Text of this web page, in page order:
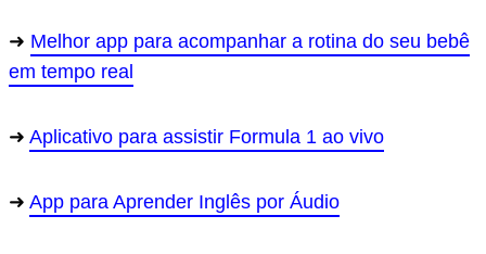
Melhor app para acompanhar a rotina do seu bebê
em tempo real
Aplicativo para assistir Formula 1 ao vivo
App para Aprender Inglês por Áudio